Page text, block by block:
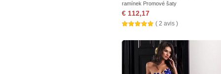
ramínek Promové šaty
€ 112,17
( 2 avis )